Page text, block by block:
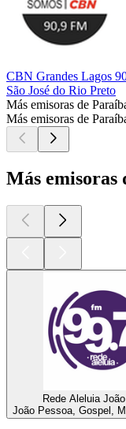
CBN Grandes Lagos
São José do Rio Preto
Más emisoras de
Más emisoras de
Más emisoras
Rede Aleluia
João Pessoa, Gospel,